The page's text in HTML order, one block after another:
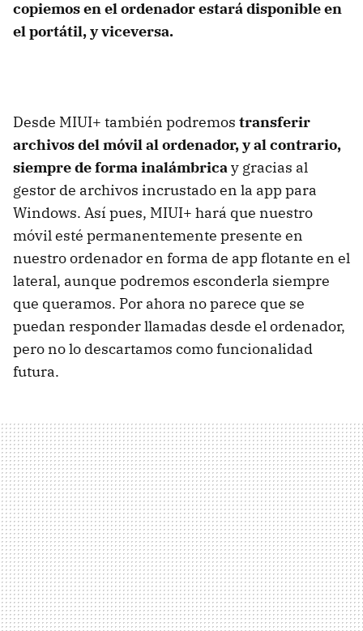
copiemos en el ordenador estará disponible en
el portátil, y viceversa.
Desde MIUI+ también podremos transferir
archivos del móvil al ordenador, y al contrario,
siempre de forma inalámbricay gracias al
gestor de archivos incrustado en la app para
Windows. Así pues, MIUI+ hará que nuestro
móvil esté permanentemente presente en
nuestro ordenador en forma de app flotante en el
lateral, aunque podremos esconderla siempre
que queramos. Por ahora no parece que se
puedan responder llamadas desde el ordenador,
pero no lo descartamos como funcionalidad
futura.